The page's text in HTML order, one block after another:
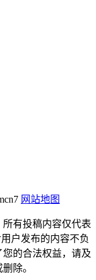
网站地图
有投稿内容仅代表
户发布的内容不负
的合法权益，请及
除。